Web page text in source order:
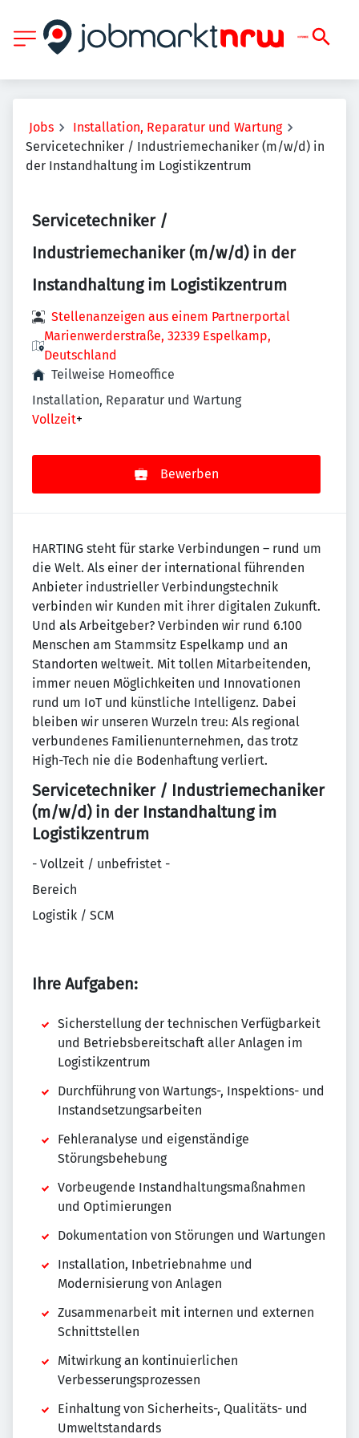
Jobs
Installation, Reparatur und Wartung
Servicetechniker / Industriemechaniker (m/w/d) in
der Instandhaltung im Logistikzentrum
Servicetechniker /
Industriemechaniker (m/w/d) in der
Instandhaltung im Logistikzentrum
Stellenanzeigen aus einem Partnerportal
Marienwerderstraße, 32339 Espelkamp,
Deutschland
Teilweise Homeoffice
Installation, Reparatur und Wartung
Vollzeit+
Bewerben
HARTING steht für starke Verbindungen – rund um
die Welt. Als einer der international führenden
Anbieter industrieller Verbindungstechnik
verbinden wir Kunden mit ihrer digitalen Zukunft.
Und als Arbeitgeber? Verbinden wir rund 6.100
Menschen am Stammsitz Espelkamp und an
Standorten weltweit. Mit tollen Mitarbeitenden,
immer neuen Möglichkeiten und Innovationen
rund um IoT und künstliche Intelligenz. Dabei
bleiben wir unseren Wurzeln treu: Als regional
verbundenes Familienunternehmen, das trotz
High-Tech nie die Bodenhaftung verliert.
Servicetechniker / Industriemechaniker
(m/w/d) in der Instandhaltung im
Logistikzentrum
- Vollzeit / unbefristet -
Bereich
Logistik / SCM
Ihre Aufgaben:
Sicherstellung der technischen Verfügbarkeit
und Betriebsbereitschaft aller Anlagen im
Logistikzentrum
Durchführung von Wartungs-, Inspektions- und
Instandsetzungsarbeiten
Fehleranalyse und eigenständige
Störungsbehebung
Vorbeugende Instandhaltungsmaßnahmen
und Optimierungen
Dokumentation von Störungen und Wartungen
Installation, Inbetriebnahme und
Modernisierung von Anlagen
Zusammenarbeit mit internen und externen
Schnittstellen
Mitwirkung an kontinuierlichen
Verbesserungsprozessen
Einhaltung von Sicherheits-, Qualitäts- und
Umweltstandards